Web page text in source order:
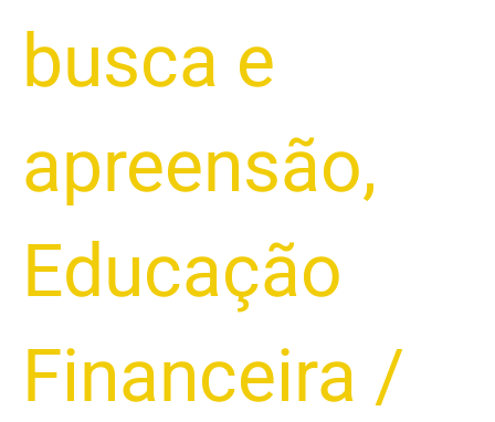
busca e
apreensão,
Educação
Financeira /